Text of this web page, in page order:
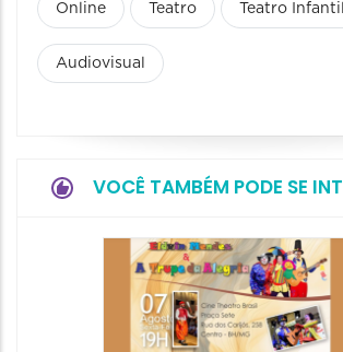
Online Teatro Teatro Infantil
Audiovisual
VOCÊ TAMBÉM PODE SE